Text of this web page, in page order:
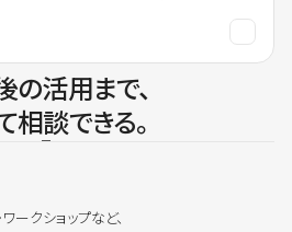
の活用まで、
相談できる。
ークショップなど、